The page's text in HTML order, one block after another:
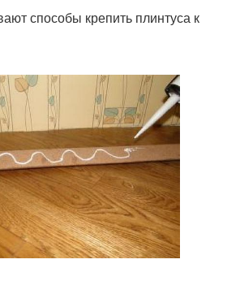
способы крепить плинтуса к